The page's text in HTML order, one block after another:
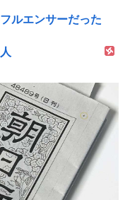
ルエンサーだった